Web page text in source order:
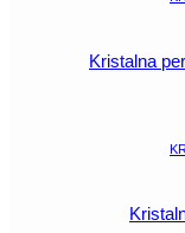
Kristalna